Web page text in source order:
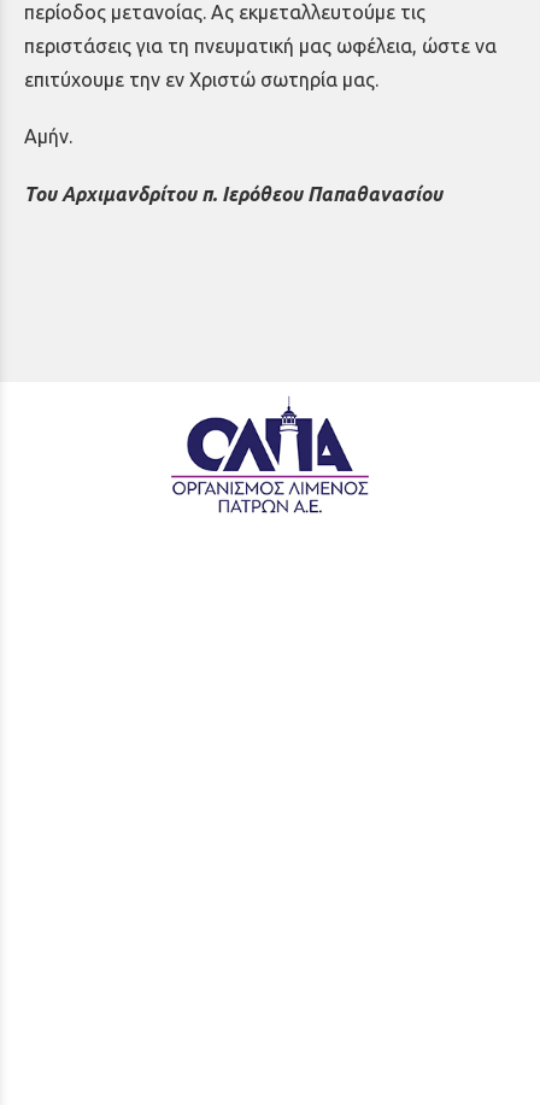
περίοδος μετανοίας. Ας εκμεταλλευτούμε τις
περιστάσεις για τη πνευματική μας ωφέλεια, ώστε να
επιτύχουμε την εν Χριστώ σωτηρία μας.
Αμήν.
Του Αρχιμανδρίτου π. Ιερόθεου Παπαθανασίου